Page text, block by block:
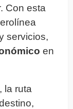
Con esta
servicios,
en
la ruta